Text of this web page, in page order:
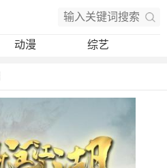
动漫 综艺